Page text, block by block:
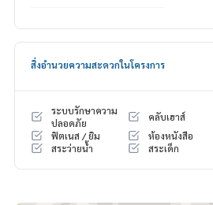
สิ่งอำนวยความสะดวกในโครงการ
ระบบรักษาความ
ปลอดภัย
คลับเฮาส์
ฟิตเนส / ยิม
ห้องหนังสือ
สระว่ายน้ำ
สระเด็ก